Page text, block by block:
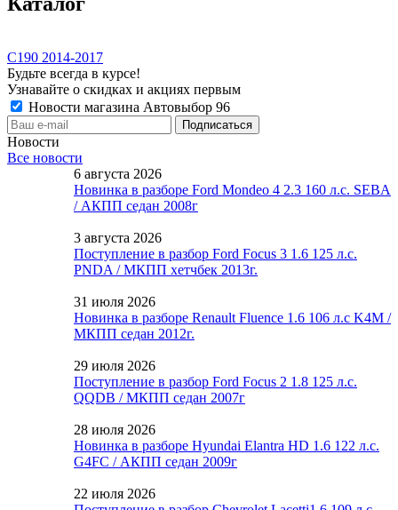
C190 2014-2017
Будьте всегда в курсе!
Узнавайте о скидках и акциях первым
Новости магазина Автовыбор 96
Новости
Все новости
6 августа 2026
Новинка в разборе Ford Mondeo 4 2.3 160 л.с. SEBA
/ АКПП седан 2008г
3 августа 2026
Поступление в разбор Ford Focus 3 1.6 125 л.с.
PNDA / МКПП хетчбек 2013г.
31 июля 2026
Новинка в разборе Renault Fluence 1.6 106 л.с K4M /
МКПП седан 2012г.
29 июля 2026
Поступление в разбор Ford Focus 2 1.8 125 л.с.
QQDB / МКПП седан 2007г
28 июля 2026
Новинка в разборе Hyundai Elantra HD 1.6 122 л.с.
G4FC / АКПП седан 2009г
22 июля 2026